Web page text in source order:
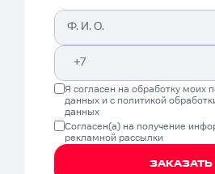
Я согласен на обработку моих
данныхи с политикой
данных
Согласен(а) на получение
рекламной рассылки
ЗАКАЗАТЬ